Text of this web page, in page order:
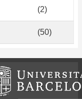
(2)
(50)